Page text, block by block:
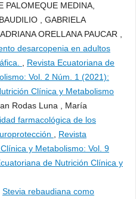
PALOMEQUE MEDINA,
, GABRIELA
ORELLANA PAUCAR ,
desarcopenia en adultos
, Revista Ecuatoriana de
Vol. 2 Núm. 1 (2021):
Clínica y Metabolismo
Rodas Luna , María
farmacológica de los
, Revista
y Metabolismo: Vol. 9
de Nutrición Clínica y
Stevia rebaudiana como